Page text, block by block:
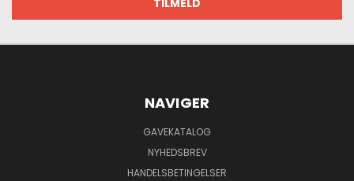
NAVIGER
GAVEKATALOG
NYHEDSBREV
HANDELSBETINGELSER